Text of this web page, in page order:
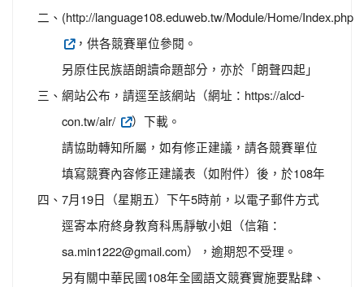
二、 (http://language108.eduweb.tw/Module/Home/Index.php
，供各競賽單位參閱。
三、
另原住民族語朗讀命題部分，亦於「朗聲四起」
網站公布，請逕至該網站（網址：https://alcd-
con.tw/alr/
）下載。
四、
請協助轉知所屬，如有修正建議，請各競賽單位
填寫競賽內容修正建議表（如附件）後，於108年
7月19日（星期五）下午5時前，以電子郵件方式
逕寄本府終身教育科馬靜敏小姐（信箱：
sa.min1222@gmail.com），逾期恕不受理。
另有關中華民國108年全國語文競賽實施要點肆、